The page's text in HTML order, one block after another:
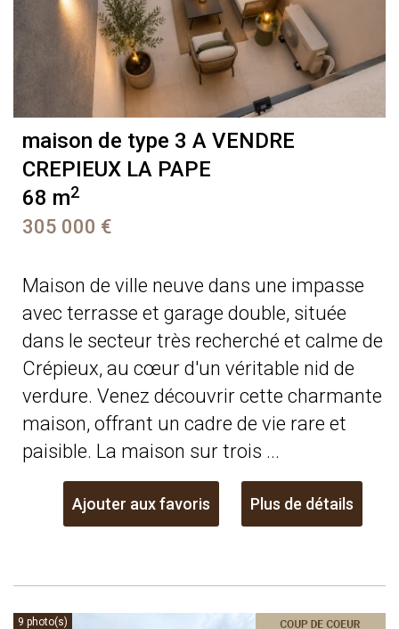
maison de type 3 A VENDRE
CREPIEUX LA PAPE
68 m2
305 000 €
Maison de ville neuve dans une impasse
avec terrasse et garage double, située
dans le secteur très recherché et calme de
Crépieux, au cœur d'un véritable nid de
verdure. Venez découvrir cette charmante
maison, offrant un cadre de vie rare et
paisible. La maison sur trois ...
Ajouter aux favoris Plus de détails
9 photo(s)